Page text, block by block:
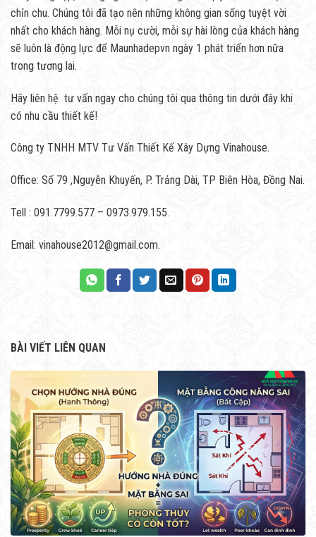
chỉn chu. Chúng tôi đã tạo nên những không gian sống tuyệt vời
nhất cho khách hàng. Mỗi nụ cười, mỗi sự hài lòng của khách hàng
sẽ luôn là động lực để Maunhadepvn ngày 1 phát triển hơn nữa
trong tương lai.
Hãy liên hệ tư vấn ngay cho chúng tôi qua thông tin dưới đây khi
có nhu cầu thiết kế!
Công ty TNHH MTV Tư Vấn Thiết Kế Xây Dựng Vinahouse.
Office: Số 79 ,Nguyễn Khuyến, P. Trảng Dài, TP Biên Hòa, Đồng Nai.
Tell : 091.7799.577 – 0973.979.155.
Email: vinahouse2012@gmail.com.
BÀI VIẾT LIÊN QUAN